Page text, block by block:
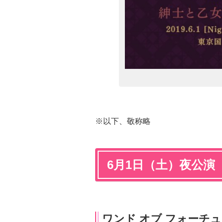
※以下、敬称略
6月1日（土）夜公演
ワンド オブ フォーチ